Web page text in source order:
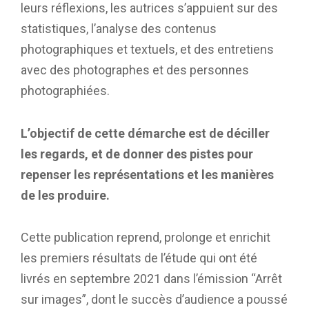
leurs réflexions, les autrices s’appuient sur des
statistiques, l’analyse des contenus
photographiques et textuels, et des entretiens
avec des photographes et des personnes
photographiées.
L’objectif de cette démarche est de déciller
les regards, et de donner des pistes pour
repenser les représentations et les manières
de les produire.
Cette publication reprend, prolonge et enrichit
les premiers résultats de l’étude qui ont été
livrés en septembre 2021 dans l’émission “Arrêt
sur images”, dont le succès d’audience a poussé